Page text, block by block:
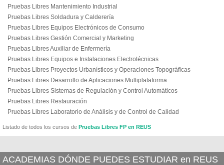
Pruebas Libres Mantenimiento Industrial
Pruebas Libres Soldadura y Calderería
Pruebas Libres Equipos Electrónicos de Consumo
Pruebas Libres Gestión Comercial y Marketing
Pruebas Libres Auxiliar de Enfermería
Pruebas Libres Equipos e Instalaciones Electrotécnicas
Pruebas Libres Proyectos Urbanísticos y Operaciones Topográficas
Pruebas Libres Desarrollo de Aplicaciones Multiplataforma
Pruebas Libres Sistemas de Regulación y Control Automáticos
Pruebas Libres Restauración
Pruebas Libres Laboratorio de Análisis y de Control de Calidad
Listado de todos los cursos de Pruebas Libres FP en REUS
ACADEMIAS DÓNDE PUEDES ESTUDIAR en REUS